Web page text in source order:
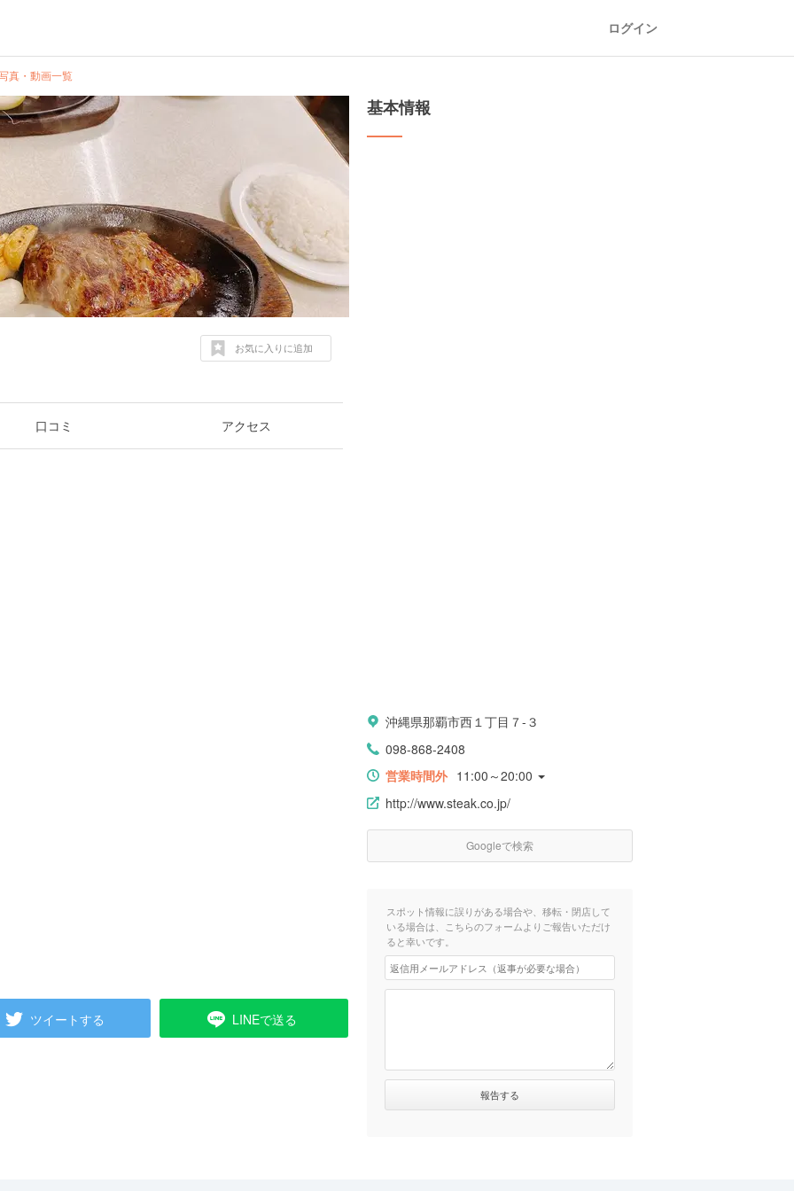
ログイン
真・動画一覧
お気に入りに追加
口コミ アクセス
ツイートする LINEで送る
基本情報
沖縄県那覇市西１丁目７-３
098-868-2408
営業時間外 11:00～20:00
http://www.steak.co.jp/
Googleで検索
スポット情報に誤りがある場合や、移転・閉店して
いる場合は、こちらのフォームよりご報告いただけ
ると幸いです。